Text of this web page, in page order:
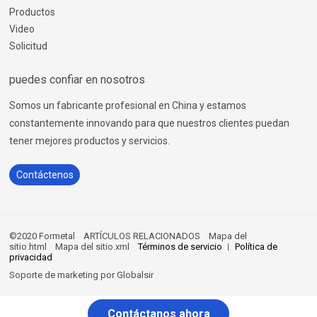
Contáctanos ahora
Productos
Video
Solicitud
puedes confiar en nosotros
Somos un fabricante profesional en China y estamos
constantemente innovando para que nuestros clientes puedan
tener mejores productos y servicios.
Contáctenos
©2020 Formetal ARTÍCULOS RELACIONADOS
Mapa del
sitio.html
Mapa del sitio.xml Términos de servicio
Política de
privacidad
Soporte de marketing porGlobalsir